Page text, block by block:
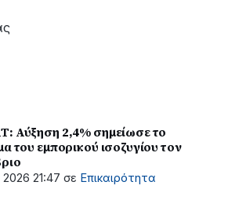
Αύξηση 2,4% σημείωσε το
του εμπορικού ισοζυγίου τον
21:47 σε Επικαιρότητα